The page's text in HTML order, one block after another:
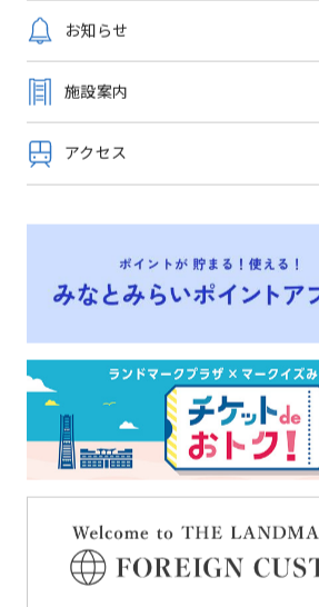
お知らせ
施設案内
アクセス
イベントニュース
ショップガイド
グルメガイド
フロアガイド
ショップトピックス
施設案内
アクセス
みなとみらいポイントアプリ
キッズ＆ベビーガイド